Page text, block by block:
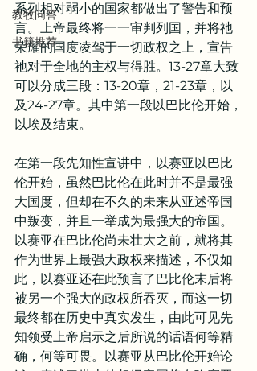
教牧问答
书籍推荐
系列相对弱小的国家都做出了警告和预
言。上帝最终将一一审判列国，并将祂
荣耀的国度凌驾于一切政权之上，宣告
祂对于全地的主权与得胜。13-27章大致
可以分成三段：13-20章，21-23章，以
及24-27章。其中第一段以巴比伦开始，
以埃及结束。
在第一段先知性宣讲中，以赛亚以巴比
伦开始，虽然巴比伦在此时并不是最强
大国度，但却在不久的未来从亚述帝国
中叛变，并且一举成为最强大的帝国。
以赛亚在巴比伦尚未壮大之前，就将其
作为世界上最强大政权来描述，不仅如
此，以赛亚还在此预言了巴比伦末后将
被另一个强大的政权所吞灭，而这一切
最终都在历史中真实发生，由此可见先
知领受上帝启示之后所说的话语何等精
确，何等可畏。以赛亚从巴比伦开始论